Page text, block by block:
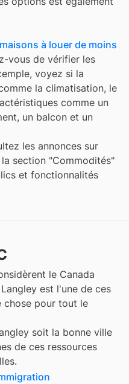
maisons à louer de moins
vous de vérifier les
voyez si la
la climatisation, le
comme un
un balcon et un
les annonces sur
section "Commodités"
et fonctionnalités
le Canada
Langley est l'une de ces
chose pour tout le
soit la bonne ville
de ces ressources